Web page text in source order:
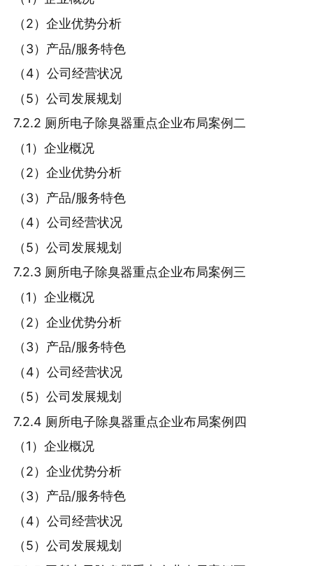
（2）企业优势分析
（3）产品/服务特色
（4）公司经营状况
（5）公司发展规划
7.2.2 厕所电子除臭器重点企业布局案例二
（1）企业概况
（2）企业优势分析
（3）产品/服务特色
（4）公司经营状况
（5）公司发展规划
7.2.3 厕所电子除臭器重点企业布局案例三
（1）企业概况
（2）企业优势分析
（3）产品/服务特色
（4）公司经营状况
（5）公司发展规划
7.2.4 厕所电子除臭器重点企业布局案例四
（1）企业概况
（2）企业优势分析
（3）产品/服务特色
（4）公司经营状况
（5）公司发展规划